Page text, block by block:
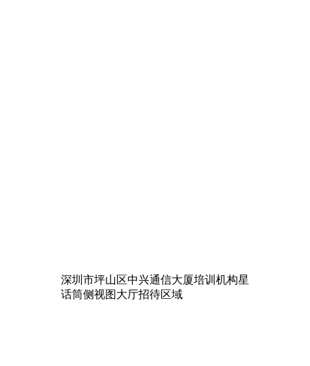
深圳市坪山区中兴通信大厦培训机构星
话筒侧视图大厅招待区域